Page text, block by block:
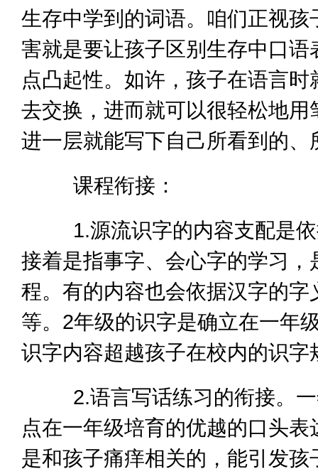
生存中学到的词语。咱们正视
害就是要让孩子区别生存中口
点凸起性。如许，孩子在语言
去交换，进而就可以很轻松地
进一层就能写下自己所看到的、
课程衔接：
1.源流识字的内容支配是依
接着是指事字、会心字的学习
程。有的内容也会依据汉字的
等。2年级的识字是确立在一年
识字内容超越孩子在校内的识字
2.语言写话练习的衔接。一
点在一年级培育的优越的口头
是和孩子痛痒相关的，能引发